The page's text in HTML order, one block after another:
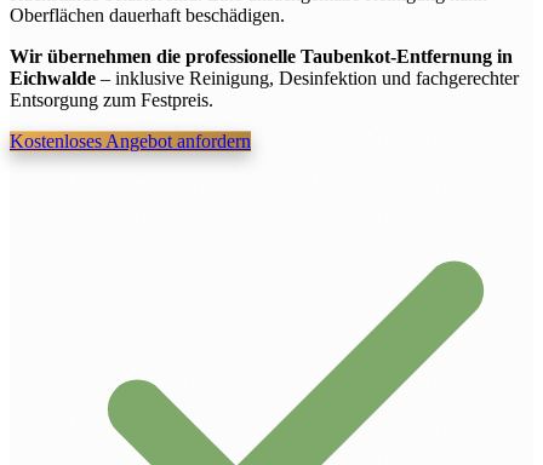
Oberflächen dauerhaft beschädigen.
Wir übernehmen die professionelle Taubenkot-Entfernung in
Eichwalde – inklusive Reinigung, Desinfektion und fachgerechter
Entsorgung zum Festpreis.
Kostenloses Angebot anfordern